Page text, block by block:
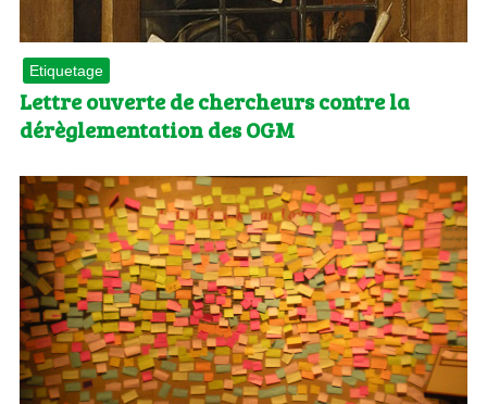
Etiquetage
Lettre ouverte de chercheurs contre la
dérèglementation des OGM